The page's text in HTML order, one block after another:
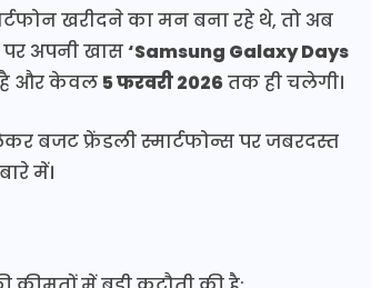
खरीदने का मन बना रहे थे, तो अब
पर अपनी खास ‘Samsung Galaxy Days
है और केवल 5 फरवरी 2026तक ही चलेगी।
बजट फ्रेंडली स्मार्टफोन्स पर जबरदस्त
में।